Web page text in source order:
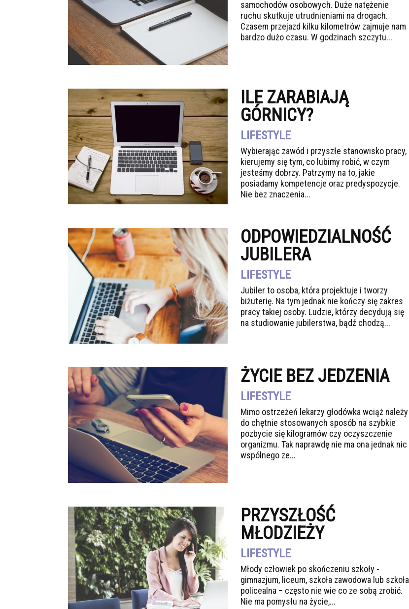
samochodów osobowych. Duże natężenie
ruchu skutkuje utrudnieniami na drogach.
Czasem przejazd kilku kilometrów zajmuje nam
bardzo dużo czasu. W godzinach szczytu...
ILE ZARABIAJĄ
GÓRNICY?
LIFESTYLE
Wybierając zawód i przyszłe stanowisko pracy,
kierujemy się tym, co lubimy robić, w czym
jesteśmy dobrzy. Patrzymy na to, jakie
posiadamy kompetencje oraz predyspozycje.
Nie bez znaczenia...
ODPOWIEDZIALNOŚĆ
JUBILERA
LIFESTYLE
Jubiler to osoba, która projektuje i tworzy
biżuterię. Na tym jednak nie kończy się zakres
pracy takiej osoby. Ludzie, którzy decydują się
na studiowanie jubilerstwa, bądź chodzą...
ŻYCIE BEZ JEDZENIA
LIFESTYLE
Mimo ostrzeżeń lekarzy głodówka wciąż należy
do chętnie stosowanych sposób na szybkie
pozbycie się kilogramów czy oczyszczenie
organizmu. Tak naprawdę nie ma ona jednak nic
wspólnego ze...
PRZYSZŁOŚĆ
MŁODZIEŻY
LIFESTYLE
Młody człowiek po skończeniu szkoły -
gimnazjum, liceum, szkoła zawodowa lub szkoła
policealna – często nie wie co ze sobą zrobić.
Nie ma pomysłu na życie,...